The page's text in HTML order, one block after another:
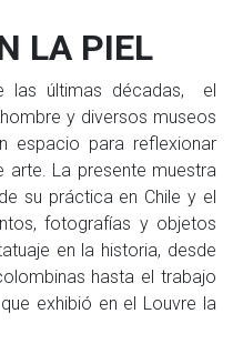
LA PIEL
las últimas décadas, el
y diversos museos
espacio para reflexionar
La presente muestra
su práctica en Chile y el
fotografías y objetos
en la historia, desde
hasta el trabajo
exhibió en el Louvre la